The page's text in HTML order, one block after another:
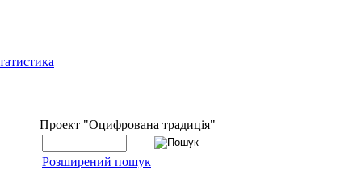
Проект "Оцифрована традиція"
Розширений пошук